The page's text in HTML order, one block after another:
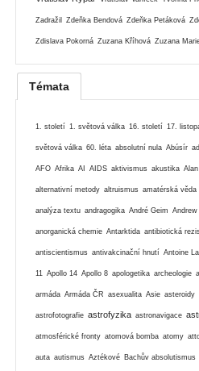
Zadražil Zdeňka Bendová Zdeňka Petáková
Zdislava Pokorná Zuzana Kříhová Zuzana
Témata
1. století 1. světová válka 16. století 17.
světová válka 60. léta absolutní nula Abúsír
AFO Afrika AI AIDS aktivismus akustika
alternativní metody altruismus amatérská věda
analýza textu andragogika André Geim
anorganická chemie Antarktida antibiotická
antiscientismus antivakcinační hnutí Antoine
11 Apollo 14 Apollo 8 apologetika archeologie
armáda Armáda ČR asexualita Asie asteroidy
astrofotografie astrofyzika astronavigace
atmosférické fronty atomová bomba atomy
auta autismus Aztékové Bachův absolutismus